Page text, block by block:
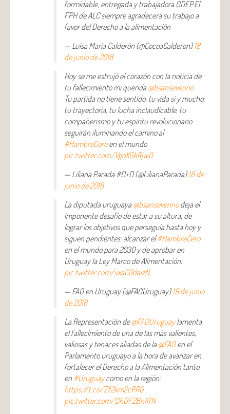
formidable, entregada y trabajadora.QDEP.El
FPH de ALC siempre agradecerá su trabajo a
favor del Derecho a la alimentación
— Luisa María Calderón (@CocoaCalderon)18
de junio de 2018
Hoy se me estrujó el corazón con la noticia de
tu fallecimiento mi querida@bsanseverino
Tu partida no tiene sentido, tu vida sí y mucho:
tu trayectoria, tu lucha inclaudicable, tu
compañerismo y tu espíritu revolucionario
seguirán iluminando el camino al
#HambreCeroen el mundo
pic.twitter.com/VgoXGkRjwO
— Liliana Parada #D+D (@LilianaParada)18 de
junio de 2018
La diputada uruguaya@bsanseverinodeja el
imponente desafío de estar a su altura, de
lograr los objetivos que perseguía hasta hoy y
siguen pendientes: alcanzar el#HambreCero
en el mundo para 2030 y de aprobar en
Uruguay la Ley Marco de Alimentación.
pic.twitter.com/vxaC0daizN
— FAO en Uruguay (@FAOUruguay)19 de junio
de 2018
La Representación de@FAOUruguaylamenta
el fallecimiento de una de las más valientes,
valiosas y tenaces aliadas de la@FAOen el
Parlamento uruguayo a la hora de avanzar en
fortalecer el Derecho a la Alimentación tanto
en #Uruguaycomo en la región:
https://t.co/Zf2km2cPRO
pic.twitter.com/QhDF2BnKfN